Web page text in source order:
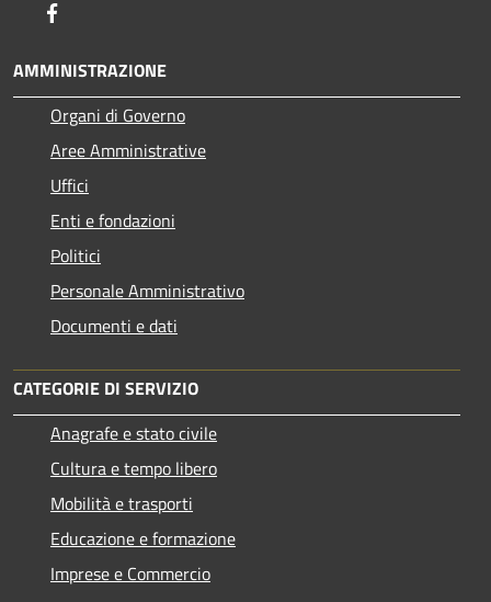
AMMINISTRAZIONE
Organi di Governo
Aree Amministrative
Uffici
Enti e fondazioni
Politici
Personale Amministrativo
Documenti e dati
CATEGORIE DI SERVIZIO
Anagrafe e stato civile
Cultura e tempo libero
Mobilità e trasporti
Educazione e formazione
Imprese e Commercio